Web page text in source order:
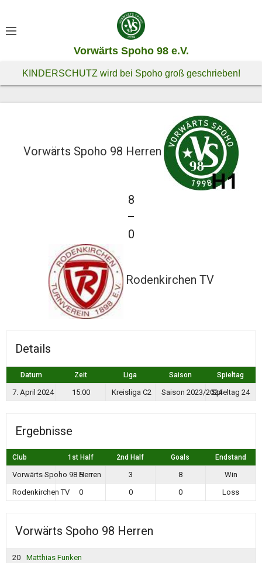
Vorwärts Spoho 98 e.V.
KINDERSCHUTZ wird bei Spoho groß geschrieben!
Vorwärts Spoho 98 Herren
8
—
0
Rodenkirchen TV
Details
Datum Zeit Liga Saison Spieltag
7. April 2024 15:00 Kreisliga C2 Saison 2023/2024Spieltag 24
Ergebnisse
Club 1st Half 2nd Half Goals Endstand
Vorwärts Spoho 98 Herren
5 3 8
Win
Rodenkirchen TV
0 0 0 Loss
Vorwärts Spoho 98 Herren
20 Matthias Funken